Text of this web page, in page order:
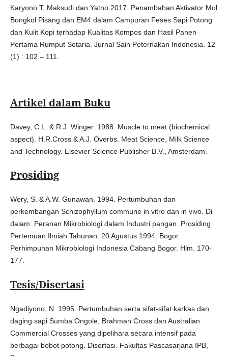
Karyono.T, Maksudi dan Yatno.2017. Penambahan Aktivator Mol
Bongkol Pisang dan EM4 dalam Campuran Feses Sapi Potong
dan Kulit Kopi terhadap Kualitas Kompos dan Hasil Panen
Pertama Rumput Setaria. Jurnal Sain Peternakan Indonesia. 12
(1) : 102 – 111.
Artikel dalam Buku
Davey, C.L. & R.J. Winger. 1988. Muscle to meat (biochemical
aspect). H.R.Cross & A.J. Overbs. Meat Science, Milk Science
and Technology. Elsevier Science Publisher B.V., Amsterdam.
Prosiding
Wery, S. & A.W. Gunawan. 1994. Pertumbuhan dan
perkembangan Schizophyllum commune in vitro dan in vivo. Di
dalam: Peranan Mikrobiologi dalam Industri pangan. Prosiding
Pertemuan Ilmiah Tahunan. 20 Agustus 1994. Bogor.
Perhimpunan Mikrobiologi Indonesia Cabang Bogor. Hlm. 170-
177.
Tesis/Disertasi
Ngadiyono, N. 1995. Pertumbuhan serta sifat-sifat karkas dan
daging sapi Sumba Ongole, Brahman Cross dan Australian
Commercial Crosses yang dipelihara secara intensif pada
berbagai bobot potong. Disertasi. Fakultas Pascasarjana IPB,